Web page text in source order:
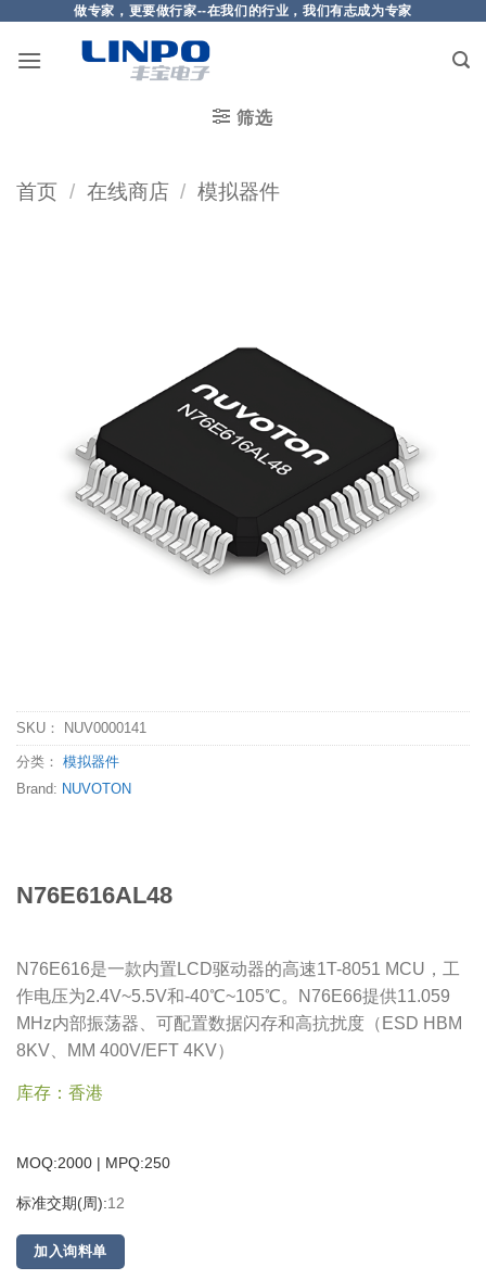
做专家，更要做行家--在我们的行业，我们有志成为专家
筛选
首页 / 在线商店 / 模拟器件
SKU： NUV0000141
分类： 模拟器件
Brand: NUVOTON
N76E616AL48
N76E616是一款内置LCD驱动器的高速1T-8051 MCU，工
作电压为2.4V~5.5V和-40℃~105℃。N76E66提供11.059
MHz内部振荡器、可配置数据闪存和高抗扰度（ESD HBM
8KV、MM 400V/EFT 4KV）
库存：香港
MOQ:2000 | MPQ:250
标准交期(周):12
加入询料单